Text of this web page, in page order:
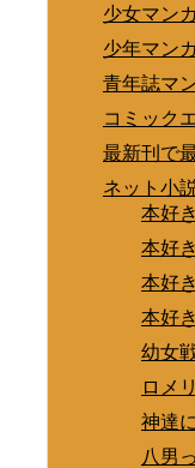
少女マン
少年マン
青年誌マ
コミック
最新刊で
ネット小
本好
本好
本好
本好
幼女
ロメ
神達
八男